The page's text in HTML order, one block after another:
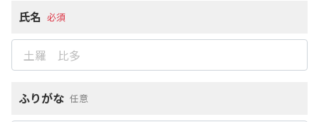
氏名 必須
ふりがな 任意